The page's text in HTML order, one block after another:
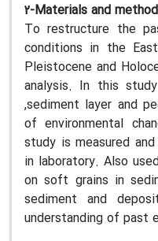
2-Materials and
To restructure the
conditions in the
Pleistocene and
analysis. In this
,sediment layer and
of environmental
study is measured
in laboratory. Also
on soft grains in
sediment and
understanding of past